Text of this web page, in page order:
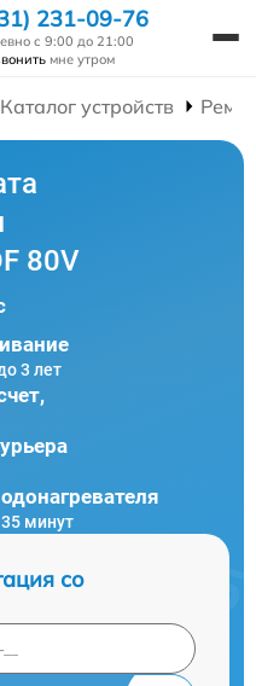
231-09-76
с 9:00 до 21:00
мне утром
Каталог устройств
80V
3 лет
минут
со